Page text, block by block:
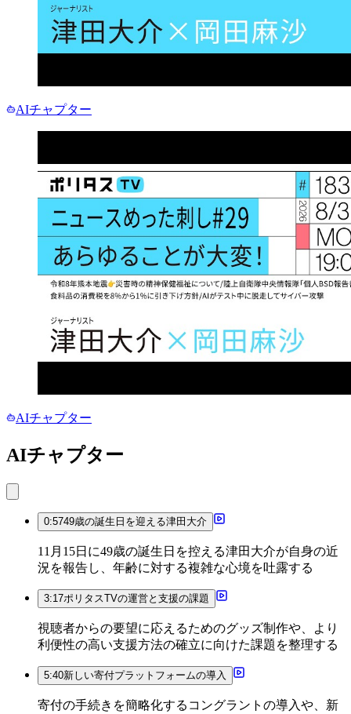
AIチャプター
AIチャプター
AIチャプター
0:5749歳の誕生日を迎える津田大介
11月15日に49歳の誕生日を控える津田大介が自身の近
況を報告し、年齢に対する複雑な心境を吐露する
3:17ポリタスTVの運営と支援の課題
視聴者からの要望に応えるためのグッズ制作や、より
利便性の高い支援方法の確立に向けた課題を整理する
5:40新しい寄付プラットフォームの導入
寄付の手続きを簡略化するコングラントの導入や、新